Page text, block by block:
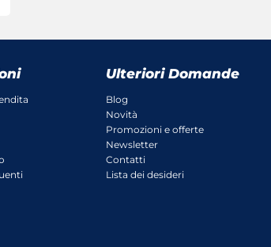
Ulteriori Domande
Blog
Novità
Promozioni e offerte
Newsletter
Contatti
Lista dei desideri